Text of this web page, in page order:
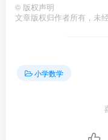
© 版权声明
文章版权归作者所有，未
小学数学